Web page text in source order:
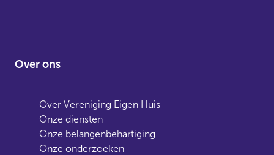
Over ons
Over Vereniging Eigen Huis
Onze diensten
Onze belangenbehartiging
Onze onderzoeken